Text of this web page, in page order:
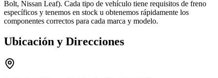
Bolt, Nissan Leaf). Cada tipo de vehículo tiene requisitos de freno
específicos y tenemos en stock u obtenemos rápidamente los
componentes correctos para cada marca y modelo.
Ubicación y Direcciones